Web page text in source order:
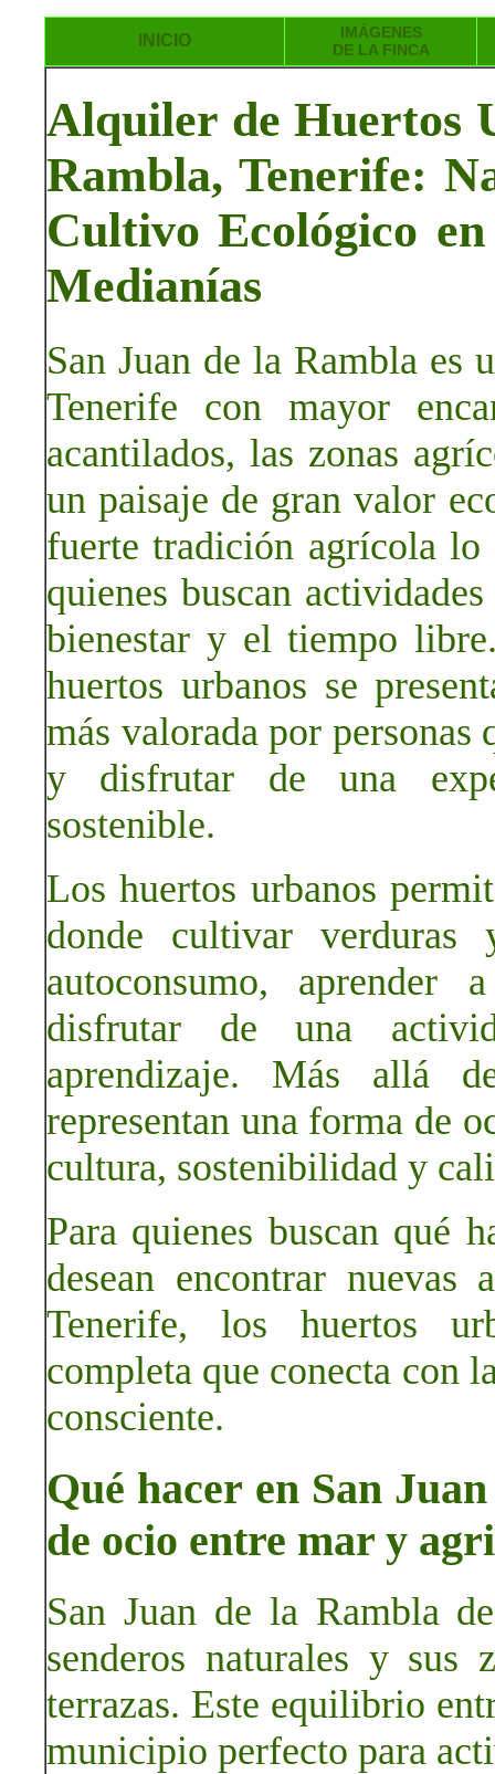
INICIO
IMÁGENES
DE LA FINCA
Alquiler de Huertos
Rambla, Tenerife:
Cultivo Ecológico
Medianías
San Juan de la Rambla es
Tenerife con mayor
acantilados, las zonas
un paisaje de gran valor
fuerte tradición agrícola
quienes buscan
bienestar y el tiempo
huertos urbanos se
más valorada por personas
y disfrutar de una
sostenible.
Los huertos urbanos
donde cultivar verduras
autoconsumo,
disfrutar de una
aprendizaje. Más allá
representan una forma de
cultura, sostenibilidad y
Para quienes buscan qué
desean encontrar
Tenerife, los huertos
completa que conecta con
consciente.
Qué hacer en San
de ocio entre mar y
San Juan de la Rambla
senderos naturales y sus
terrazas. Este equilibrio
municipio perfecto para